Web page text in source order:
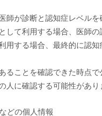
師が診断と認知症レベル
して利用する場合、医師
用する場合、最終的に認
ることを確認できた時点で
人に確認する可能性があり
どの個人情報